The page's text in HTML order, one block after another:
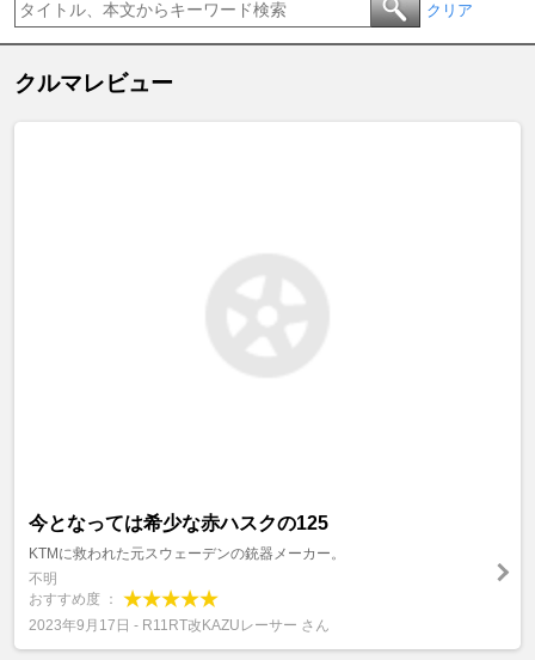
クリア
クルマレビュー
今となっては希少な赤ハスクの125
KTMに救われた元スウェーデンの銃器メーカー。
不明
おすすめ度 ：
2023年9月17日 - R11RT改KAZUレーサー さん